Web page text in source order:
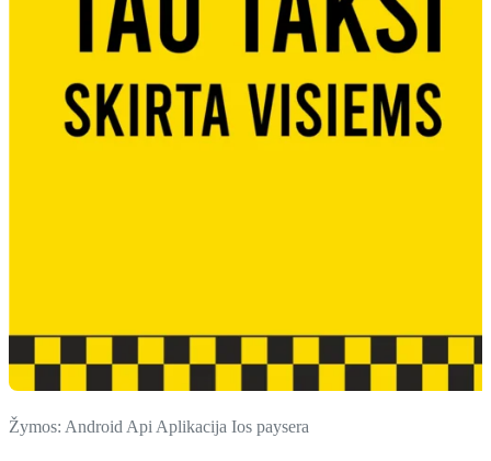
Žymos: Android Api Aplikacija Ios paysera